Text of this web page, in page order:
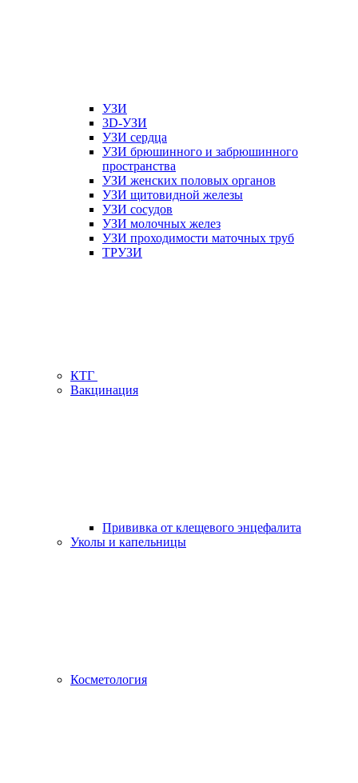
УЗИ
3D-УЗИ
УЗИ сердца
УЗИ брюшинного и забрюшинного
пространства
УЗИ женских половых органов
УЗИ щитовидной железы
УЗИ сосудов
УЗИ молочных желез
УЗИ проходимости маточных труб
ТРУЗИ
КТГ
Вакцинация
Прививка от клещевого энцефалита
Уколы и капельницы
Косметология